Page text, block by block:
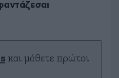
και μάθετε πρώτοι